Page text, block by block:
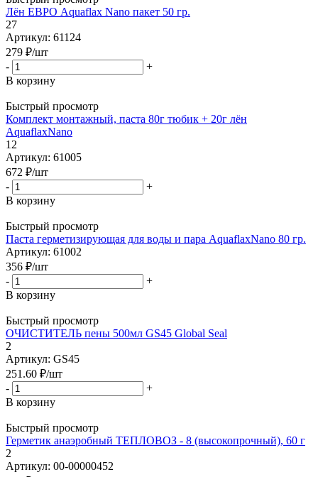
Лён ЕВРО Aquaflax Nano пакет 50 гр.
27
Артикул: 61124
279 ₽/шт
-
+
В корзину
Быстрый просмотр
Комплект монтажный, паста 80г тюбик + 20г лён
AquaflaxNano
12
Артикул: 61005
672 ₽/шт
-
+
В корзину
Быстрый просмотр
Паста герметизирующая для воды и пара AquaflaxNano 80 гр.
Артикул: 61002
356 ₽/шт
-
+
В корзину
Быстрый просмотр
ОЧИСТИТЕЛЬ пены 500мл GS45 Global Seal
2
Артикул: GS45
251.60 ₽/шт
-
+
В корзину
Быстрый просмотр
Герметик анаэробный ТЕПЛОВОЗ - 8 (высокопрочный), 60 г
2
Артикул: 00-00000452